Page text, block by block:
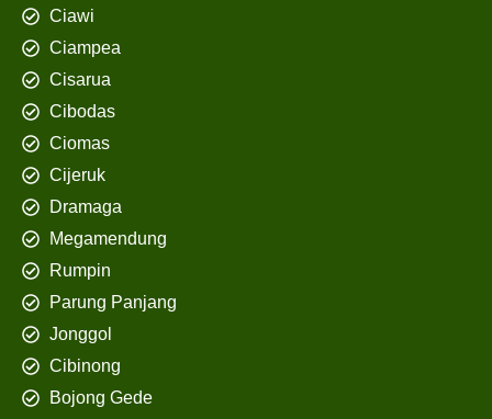
Ciawi
Ciampea
Cisarua
Cibodas
Ciomas
Cijeruk
Dramaga
Megamendung
Rumpin
Parung Panjang
Jonggol
Cibinong
Bojong Gede